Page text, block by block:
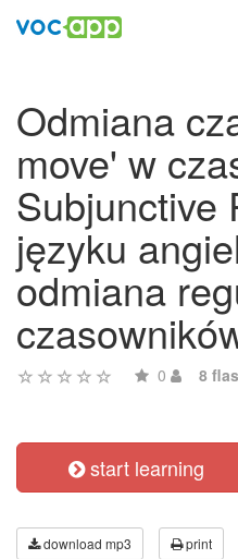
Odmiana
move' w
Subjunctive
języku
odmiana
0 8
start learning
download mp3 print